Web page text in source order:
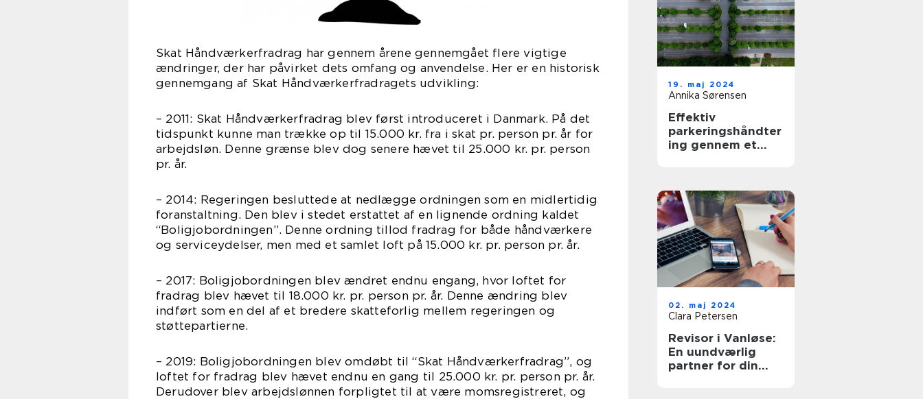
Skat Håndværkerfradrag har gennem årene gennemgået flere vigtige
ændringer, der har påvirket dets omfang og anvendelse. Her er en historisk
gennemgang af Skat Håndværkerfradragets udvikling:
– 2011: Skat Håndværkerfradrag blev først introduceret i Danmark. På det
tidspunkt kunne man trække op til 15.000 kr. fra i skat pr. person pr. år for
arbejdsløn. Denne grænse blev dog senere hævet til 25.000 kr. pr. person
pr. år.
– 2014: Regeringen besluttede at nedlægge ordningen som en midlertidig
foranstaltning. Den blev i stedet erstattet af en lignende ordning kaldet
“Boligjobordningen”. Denne ordning tillod fradrag for både håndværkere
og serviceydelser, men med et samlet loft på 15.000 kr. pr. person pr. år.
– 2017: Boligjobordningen blev ændret endnu engang, hvor loftet for
fradrag blev hævet til 18.000 kr. pr. person pr. år. Denne ændring blev
indført som en del af et bredere skatteforlig mellem regeringen og
støttepartierne.
– 2019: Boligjobordningen blev omdøbt til “Skat Håndværkerfradrag”, og
loftet for fradrag blev hævet endnu en gang til 25.000 kr. pr. person pr. år.
Derudover blev arbejdslønnen forpligtet til at være momsregistreret, og
19. maj 2024
Annika Sørensen
Effektiv
parkeringshåndter
ing gennem et
02. maj 2024
Clara Petersen
Revisor i Vanløse:
En uundværlig
partner for din